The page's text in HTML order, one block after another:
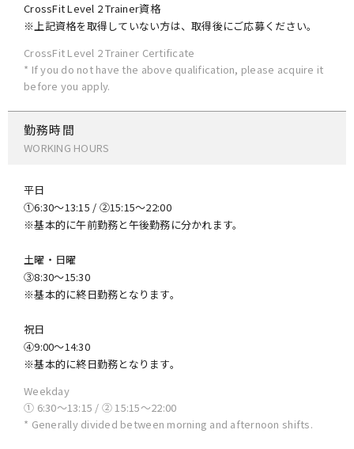
CrossFit Level 2 Trainer資格
※上記資格を取得していない方は、取得後にご応募ください。
CrossFit Level 2 Trainer Certificate
* If you do not have the above qualification, please acquire it
before you apply.
勤務時間
WORKING HOURS
平日
①6:30〜13:15 / ②15:15〜22:00
※基本的に午前勤務と午後勤務に分かれます。
土曜・日曜
③8:30〜15:30
※基本的に終日勤務となります。
祝日
④9:00〜14:30
※基本的に終日勤務となります。
Weekday
① 6:30〜13:15 / ② 15:15〜22:00
* Generally divided between morning and afternoon shifts.